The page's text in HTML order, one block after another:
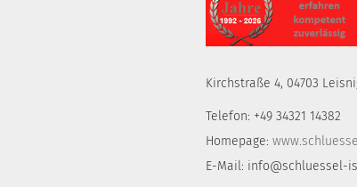
Kirchstraße 4, 04703
Telefon: +49 34321 14382
Homepage:
E-Mail: info@schluessel-